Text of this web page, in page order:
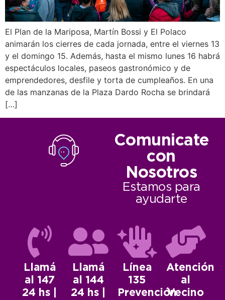
El Plan de la Mariposa, Martín Bossi y El Polaco
animarán los cierres de cada jornada, entre el viernes 13
y el domingo 15. Además, hasta el mismo lunes 16 habrá
espectáculos locales, paseos gastronómico y de
emprendedores, desfile y torta de cumpleaños. En una
de las manzanas de la Plaza Dardo Rocha se brindará
[…]
Comunicate
con
Nosotros
Estamos para
ayudarte
Llamá
al 147
24 hs |
Llamá
al 144
24 hs |
Línea
135
Prevención
Atención
al
Vecino